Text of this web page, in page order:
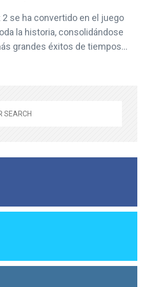
2 se ha convertido en el juego
la historia, consolidándose
grandes éxitos de tiempos...